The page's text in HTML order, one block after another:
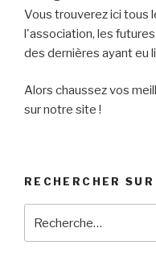
Vous trouverez ici tous
l'association, les
des dernières ayant eu
Alors chaussez vos
sur notre site !
RECHERCHER
pour